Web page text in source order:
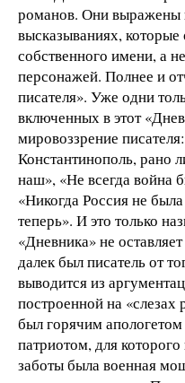
романов. Они выражены
высказываниях, которые
собственного имени, а
персонажей. Полнее и
писателя». Уже одни
включенных в этот
мировоззрение
Константинополь, рано
наш», «Не всегда война
«Никогда Россия не
теперь». И это только
«Дневника» не
далек был писатель от
выводится из
построенной на
был горячим
патриотом, для
заботы была военная